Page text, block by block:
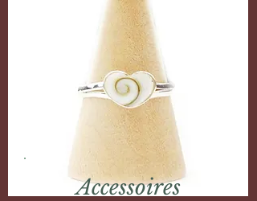
Accessoires